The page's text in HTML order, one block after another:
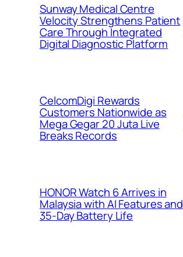
Sunway Medical Centre
Velocity Strengthens Patient
Care Through Integrated
Digital Diagnostic Platform
CelcomDigi Rewards
Customers Nationwide as
Mega Gegar 20 Juta Live
Breaks Records
HONOR Watch 6 Arrives in
Malaysia with AI Features and
35-Day Battery Life